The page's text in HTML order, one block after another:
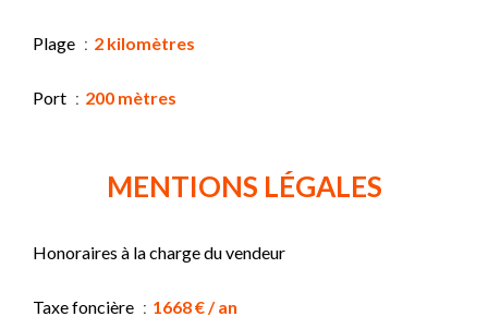
Plage 2 kilomètres
Port 200 mètres
MENTIONS LÉGALES
Honoraires à la charge du vendeur
Taxe foncière 1668 € / an